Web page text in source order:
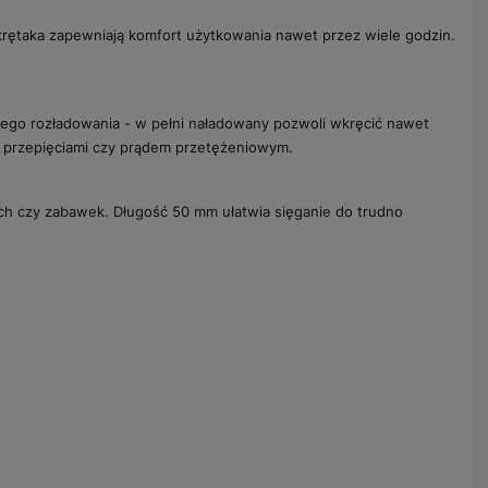
zapewniają komfort użytkowania nawet przez wiele godzin.
rozładowania - w pełni naładowany pozwoli wkręcić nawet
czy prądem przetężeniowym.
zabawek. Długość 50 mm ułatwia sięganie do trudno